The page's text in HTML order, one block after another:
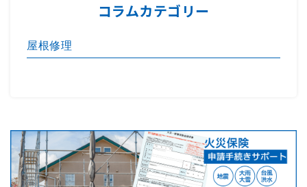
コラムカテゴリー
屋根修理